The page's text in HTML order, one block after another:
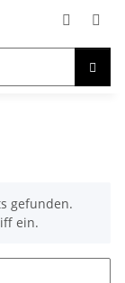
gefunden.
ein.